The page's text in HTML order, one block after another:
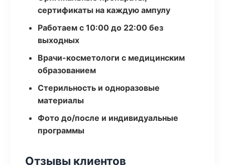
сертификаты на каждую ампулу
Работаем с 10:00 до 22:00 без
выходных
Врачи-косметологи с медицинским
образованием
Стерильность и одноразовые
материалы
Фото до/после и индивидуальные
программы
Отзывы клиентов